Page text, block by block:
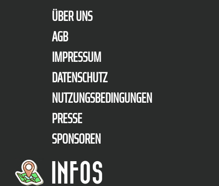
ÜBER UNS
AGB
IMPRESSUM
DATENSCHUTZ
NUTZUNGSBEDINGUNGEN
PRESSE
SPONSOREN
INFOS